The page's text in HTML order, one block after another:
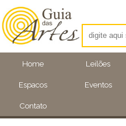
Home Leilões
Espacos Eventos
Contato